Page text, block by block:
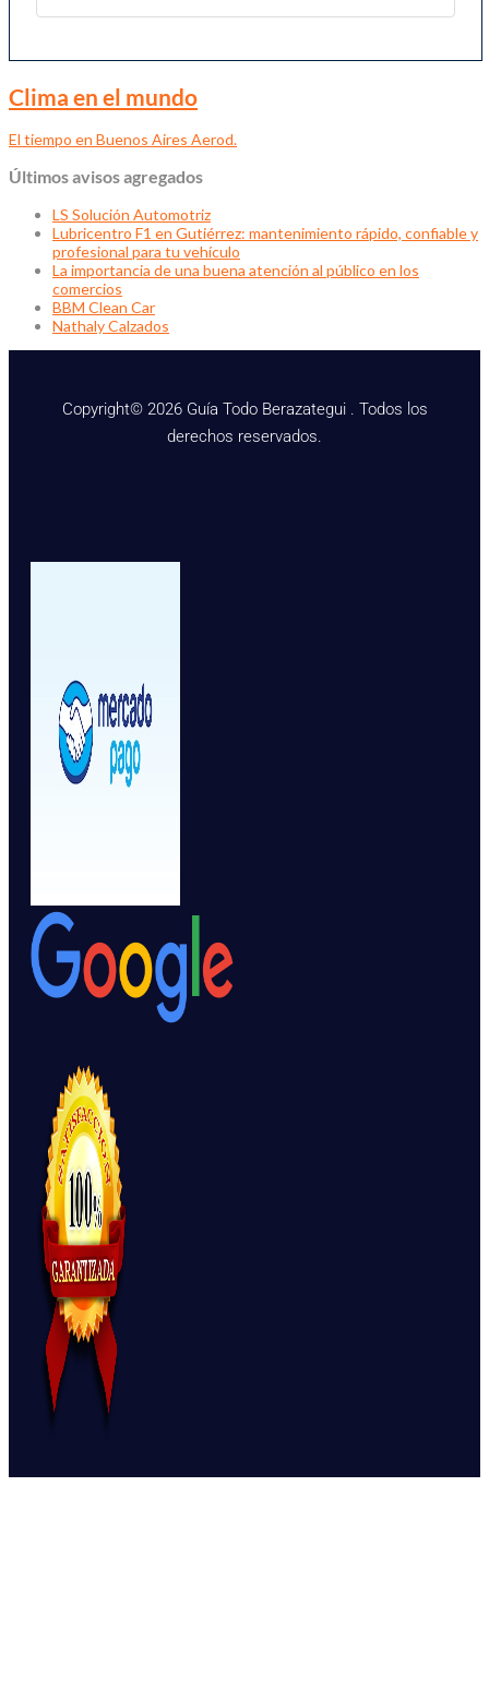
Clima en el mundo
El tiempo en Buenos Aires Aerod.
Últimos avisos agregados
LS Solución Automotriz
Lubricentro F1 en Gutiérrez: mantenimiento rápido, confiable y
profesional para tu vehículo
La importancia de una buena atención al público en los
comercios
BBM Clean Car
Nathaly Calzados
Copyright© 2026 Guía Todo Berazategui . Todos los
derechos reservados.